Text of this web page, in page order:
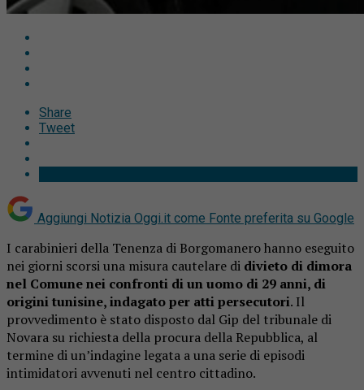
Share
Tweet
Aggiungi Notizia Oggi.it come Fonte preferita su Google
I carabinieri della Tenenza di Borgomanero hanno eseguito
nei giorni scorsi una misura cautelare di divieto di dimora
nel Comune nei confronti di un uomo di 29 anni, di
origini tunisine, indagato per atti persecutori. Il
provvedimento è stato disposto dal Gip del tribunale di
Novara su richiesta della procura della Repubblica, al
termine di un’indagine legata a una serie di episodi
intimidatori avvenuti nel centro cittadino.